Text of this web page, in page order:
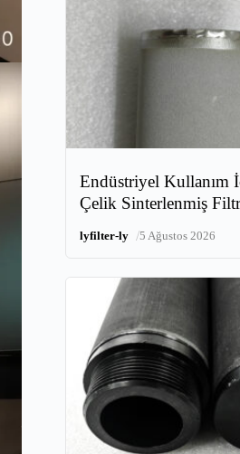
Endüstriyel Kullanım
Çelik Sinterlenmiş
lyfilter-ly /5 Ağustos 2026